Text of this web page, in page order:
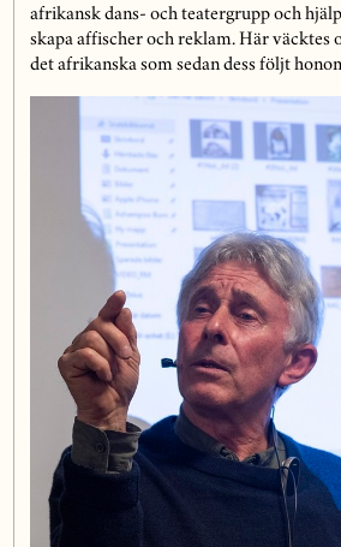
afrikansk dans- och teatergrupp och
skapa affischer och reklam. Här väcktes
det afrikanska som sedan dess följt